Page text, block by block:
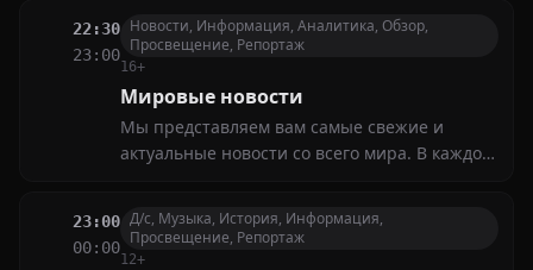
сталкиваются сотрудники, как проходят их
дежурства и что помогает им сохранять
спокойствие в самых сложных ситуациях
22:30
23:00
Новости, Информация, Аналитика, Обзор,
Просвещение, Репортаж
16+
Мировые новости
Мы представляем вам самые свежие и
актуальные новости со всего мира. В каждом
экономические тренды и социальные
изменения
23:00
00:00
Д/с, Музыка, История, Информация,
Просвещение, Репортаж
12+